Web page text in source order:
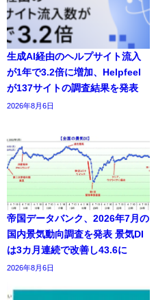
生成AI経由のヘルプサイト流入
が1年で3.2倍に増加、Helpfeel
が137サイトの調査結果を発表
2026年8月6日
帝国データバンク、2026年7月の
国内景気動向調査を発表 景気DI
は3カ月連続で改善し43.6に
2026年8月6日